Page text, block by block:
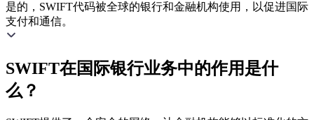
是的，SWIFT代码被全球的银行和金融机构使用，以促进国际
支付和通信。
SWIFT在国际银行业务中的作用是什
么？